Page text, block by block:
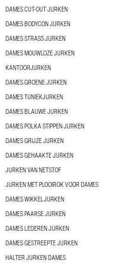
DAMES CUT-OUT JURKEN
DAMES BODYCON JURKEN
DAMES STRASS JURKEN
DAMES MOUWLOZE JURKEN
KANTOORJURKEN
DAMES GROENE JURKEN
DAMES TUNIEKJURKEN
DAMES BLAUWE JURKEN
DAMES POLKA STIPPEN JURKEN
DAMES GRIJZE JURKEN
DAMES GEHAAKTE JURKEN
JURKEN VAN NETSTOF
JURKEN MET PLOOIROK VOOR DAMES
DAMES WIKKELJURKEN
DAMES PAARSE JURKEN
DAMES LEDEREN JURKEN
DAMES GESTREEPTE JURKEN
HALTER JURKEN DAMES